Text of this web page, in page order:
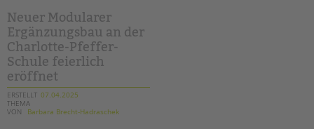
an
der
hermann-
boddin-
schule
Neuer Modularer
Ergänzungsbau an der
Charlotte-Pfeffer-
Schule feierlich
eröffnet
ERSTELLT 07.04.2025
THEMA
VON
Barbara Brecht-Hadraschek